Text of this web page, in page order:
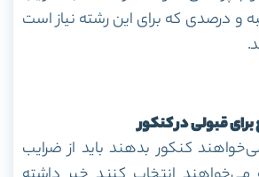
و درصدی که برای این رشته نیاز است
قبولی در کنکور
کنکور بدهند باید از ضرایب